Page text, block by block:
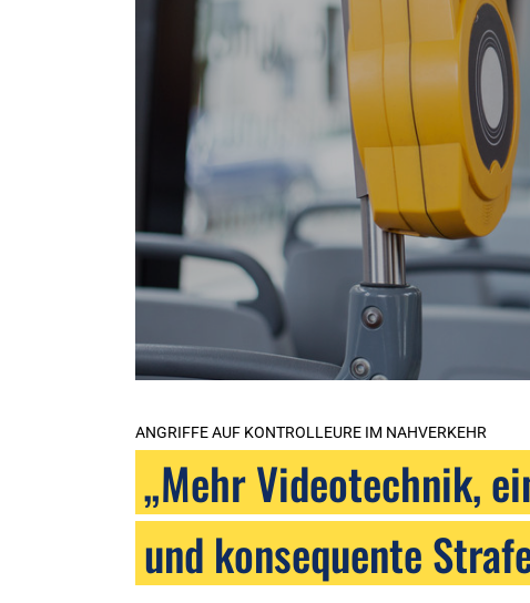
ANGRIFFE AUF KONTROLLEURE IM NAHVERKEHR
„Mehr Videotechnik,
und konsequente